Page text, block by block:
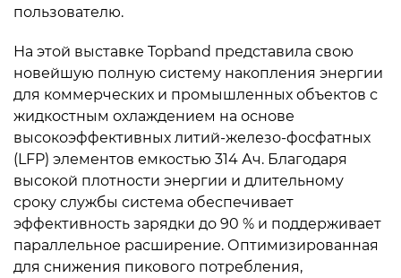
пользователю.
На этой выставке Topband представила свою
новейшую полную систему накопления энергии
для коммерческих и промышленных объектов с
жидкостным охлаждением на основе
высокоэффективных литий-железо-фосфатных
(LFP) элементов емкостью 314 Ач. Благодаря
высокой плотности энергии и длительному
сроку службы система обеспечивает
эффективность зарядки до 90 % и поддерживает
параллельное расширение. Оптимизированная
для снижения пикового потребления,